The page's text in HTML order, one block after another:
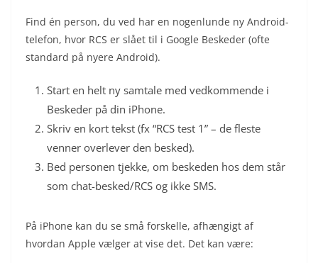
Find én person, du ved har en nogenlunde ny Android-
telefon, hvor RCS er slået til i Google Beskeder (ofte
standard på nyere Android).
Start en helt ny samtale med vedkommende i
Beskeder på din iPhone.
Skriv en kort tekst (fx “RCS test 1” – de fleste
venner overlever den besked).
Bed personen tjekke, om beskeden hos dem står
som chat-besked/RCS og ikke SMS.
På iPhone kan du se små forskelle, afhængigt af
hvordan Apple vælger at vise det. Det kan være: